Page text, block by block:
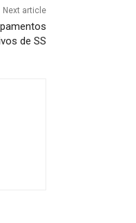
Next article
de SS